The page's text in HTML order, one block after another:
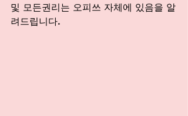
및 모든권리는 오피쓰 자체에 있음을 알
려드립니다.